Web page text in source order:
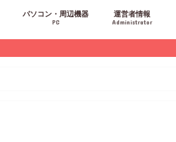
パソコン・周辺機器
PC
運営者情報
Administrator